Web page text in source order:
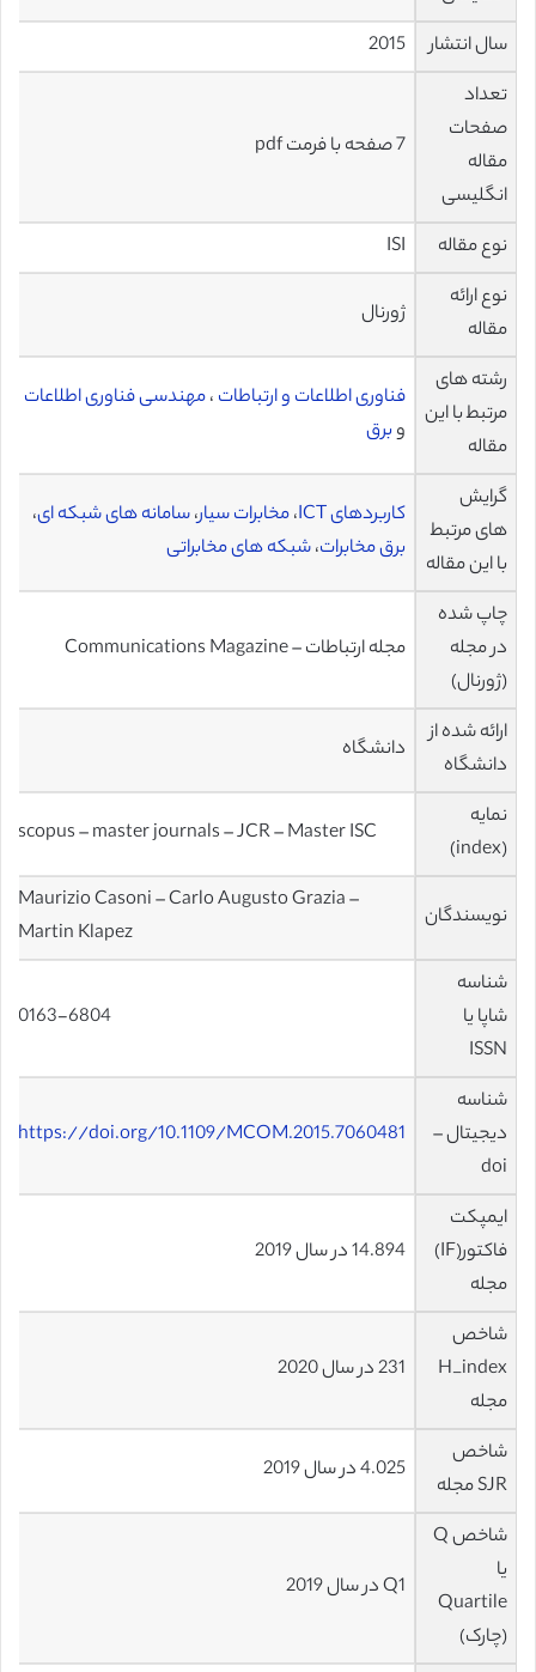
سال انتشار
2015
تعداد
صفحات
مقاله
انگلیسی
7 صفحه با فرمت pdf
نوع مقاله
ISI
نوع ارائه
مقاله
ژورنال
رشته های
مرتبط با این
مقاله
فناوری اطلاعات و ارتباطات ،مهندسی فناوری اطلاعات
وبرق
گرایش
های مرتبط
با این مقاله
کاربردهای ICT ،مخابرات سیار،سامانه های شبکه ای،
برق مخابرات،شبکه های مخابراتی
چاپ شده
در مجله
(ژورنال)
مجله ارتباطات – Communications Magazine
ارائه شده از
دانشگاه
دانشگاه
نمایه
(index)
scopus – master journals – JCR – Master ISC
نویسندگان
Maurizio Casoni – Carlo Augusto Grazia –
Martin Klapez
شناسه
شاپا یا
ISSN
0163-6804
شناسه
دیجیتال –
doi
https://doi.org/10.1109/MCOM.2015.7060481
ایمپکت
فاکتور(IF)
مجله
14.894 در سال 2019
شاخص
H_index
مجله
231 در سال 2020
شاخص
SJR مجله
4.025 در سال 2019
شاخص Q
یا
Quartile
(چارک)
Q1 در سال 2019